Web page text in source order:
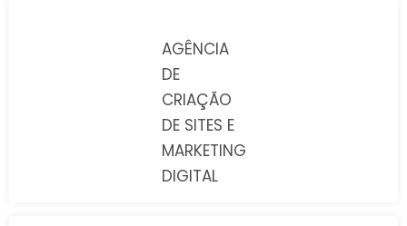
AGÊNCIA
DE
CRIAÇÃO
DE SITES E
MARKETING
DIGITAL